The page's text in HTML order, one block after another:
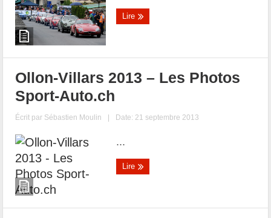
Lire
Ollon-Villars 2013 – Les Photos
Sport-Auto.ch
Écrit par Sébastien Moulin | Date: 21 septembre 2013
...
Lire